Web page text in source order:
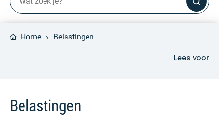
Home Belastingen
Lees voor
Belastingen